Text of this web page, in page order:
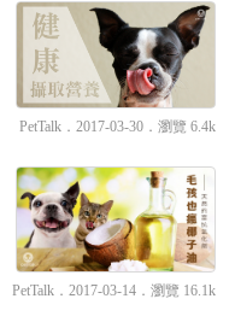
PetTalk ．2017-03-30． 瀏覽 6.4k
PetTalk ．2017-03-14． 瀏覽 16.1k